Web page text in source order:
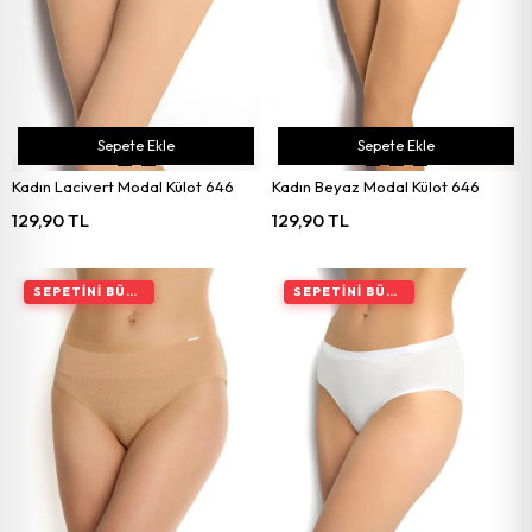
Kadın Lacivert Modal Külot 646
129,90 TL
Sepete Ekle
Kadın Beyaz Modal Külot 646
129,90 TL
Sepete Ekle
SEPETINI BÜYÜT, İNDIRIMI ARTIR SEPETINI BÜYÜT, İNDIRIMI ARTIR